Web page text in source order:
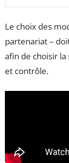
Le choix des
partenariat –
afin de choisir
et contrôle.